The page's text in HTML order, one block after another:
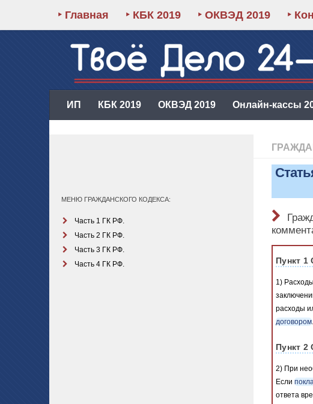
‣ Главная ‣ КБК 2019 ‣ ОКВЭД 2019 ‣
ИП КБК 2019 ОКВЭД 2019 Онлайн-кассы
Пункт 1
1)
расходы
договором.
Пункт 2
2) При
Если
ответа
МЕНЮ ГРАЖДАНСКОГО КОДЕКСА:
Часть 1 ГК РФ.
Часть 2 ГК РФ.
Часть 3 ГК РФ.
Часть 4 ГК РФ.